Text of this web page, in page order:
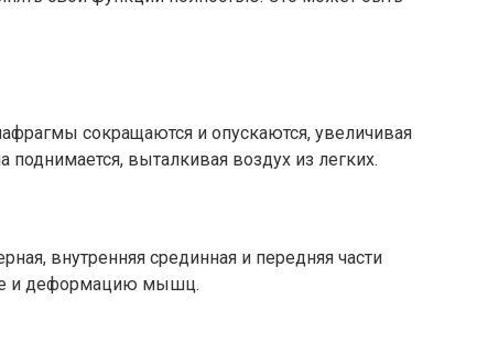
сокращаются и опускаются, увеличивая
выталкивая воздух из легких.
внутренняя срединная и передняя части
и деформацию мышц.